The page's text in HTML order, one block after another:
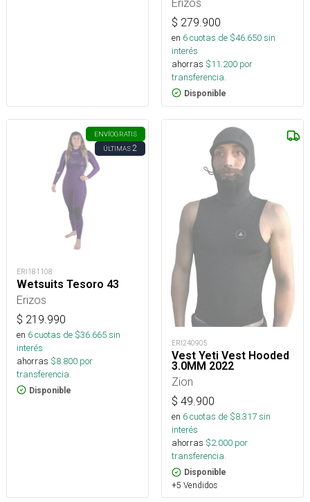
$ 279.900
en 6cuotas de $46.650sin
interés
ahorras $11.200 por
transferencia.
Disponible
ENVÍOGRATIS
ÚLTIMAS2
ERI181108
Wetsuits Tesoro 43
Erizos
$ 219.990
en 6cuotas de $36.665sin
interés
ahorras $8.800 por
transferencia.
Disponible
ERI240905
Vest Yeti Vest Hooded
3.0MM 2022
Zion
$ 49.900
en 6cuotas de $8.317sin
interés
ahorras $2.000 por
transferencia.
Disponible
+5 Vendidos